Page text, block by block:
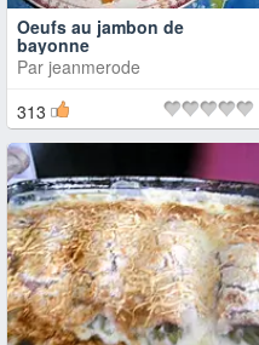
Oeufs au jambon de
bayonne
Par jeanmerode
313